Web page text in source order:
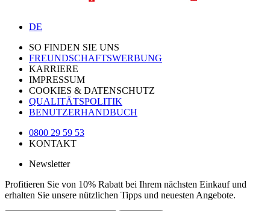
DE
SO FINDEN SIE UNS
FREUNDSCHAFTSWERBUNG
KARRIERE
IMPRESSUM
COOKIES & DATENSCHUTZ
QUALITÄTSPOLITIK
BENUTZERHANDBUCH
0800 29 59 53
KONTAKT
Newsletter
Profitieren Sie von 10% Rabatt bei Ihrem nächsten Einkauf und
erhalten Sie unsere nützlichen Tipps und neuesten Angebote.